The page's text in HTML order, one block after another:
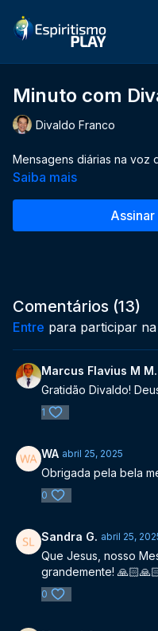
Minuto com
Divaldo Franco
Mensagens diárias na voz
Saiba mais
Comentários (13)
Entre para participar
Marcus Flavius M M.
Gratidão Divaldo!
1
WA abril 25, 2025
Obrigada pela bela
0
Sandra G. abril 25,
Que Jesus, nosso
grandemente!
0